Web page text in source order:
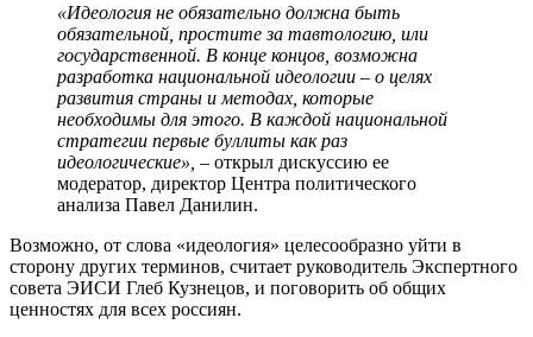
«Идеология не обязательно должна быть
обязательной, простите за тавтологию, или
государственной. В конце концов, возможна
разработка национальной идеологии – о целях
развития страны и методах, которые
необходимы для этого. В каждой национальной
стратегии первые буллиты как раз
идеологические», – открыл дискуссию ее
модератор, директор Центра политического
анализа Павел Данилин.
Возможно, от слова «идеология» целесообразно уйти в
сторону других терминов, считает руководитель Экспертного
совета ЭИСИ Глеб Кузнецов, и поговорить об общих
ценностях для всех россиян.